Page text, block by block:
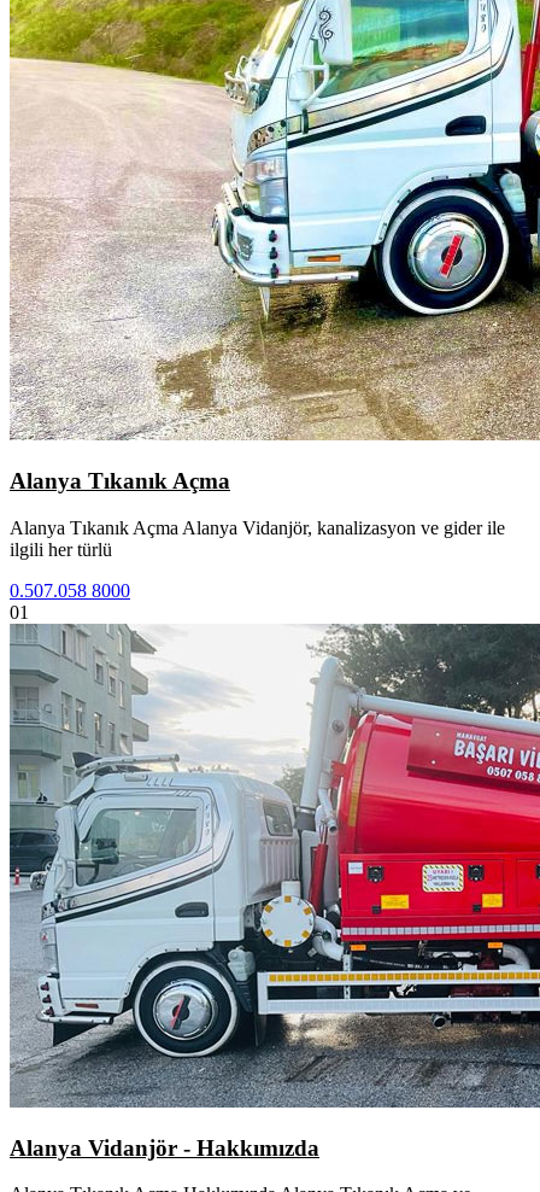
Alanya Tıkanık Açma
Alanya Tıkanık Açma Alanya Vidanjör, kanalizasyon ve gider ile
ilgili her türlü
0.507.058 8000
01
Alanya Vidanjör - Hakkımızda